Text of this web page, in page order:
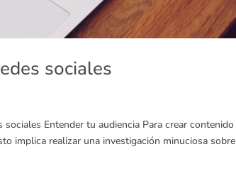
sociales
Entender tu audiencia Para crear contenido
implica realizar una investigación minuciosa sobre